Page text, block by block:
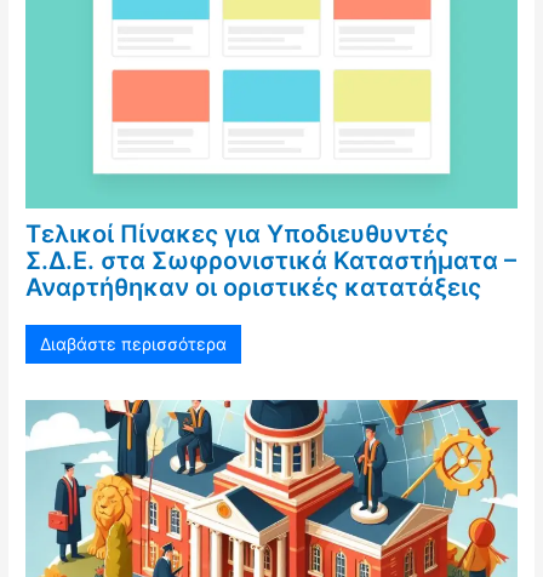
Τελικοί Πίνακες για Υποδιευθυντές
Σ.Δ.Ε. στα Σωφρονιστικά Καταστήματα –
Αναρτήθηκαν οι οριστικές κατατάξεις
Διαβάστε περισσότερα